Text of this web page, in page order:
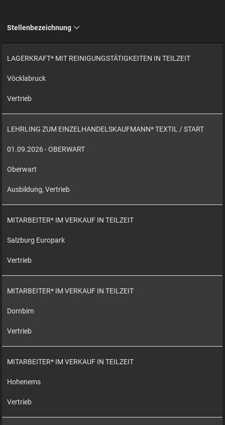
Stellenbezeichnung
LAGERKRAFT* MIT REINIGUNGSTÄTIGKEITEN IN TEILZEIT
Vöcklabruck
Vertrieb
LEHRLING ZUM EINZELHANDELSKAUFMANN* TEXTIL / START
01.09.2026 - OBERWART
Oberwart
Ausbildung, Vertrieb
MITARBEITER* IM VERKAUF IN TEILZEIT
Salzburg Europark
Vertrieb
MITARBEITER* IM VERKAUF IN TEILZEIT
Dornbirn
Vertrieb
MITARBEITER* IM VERKAUF IN TEILZEIT
Hohenems
Vertrieb